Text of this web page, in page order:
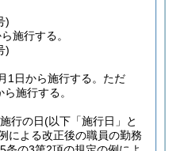
)
施行する。
)
1日から施行する。 ただ
施行する。
行の日(以下「施行日」と
による改正後の職員の勤務